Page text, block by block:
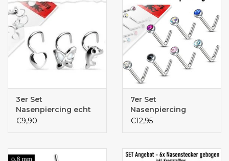
3er Set
Nasenpiercing echt
Silber
€9,90
7er Set
Nasenpiercing
€12,95